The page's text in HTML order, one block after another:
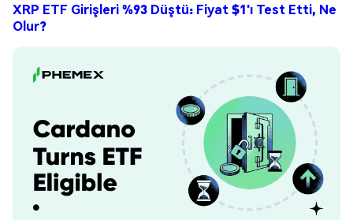
XRP ETF Girişleri %93 Düştü: Fiyat $1'ı Test Etti, Ne
Olur?